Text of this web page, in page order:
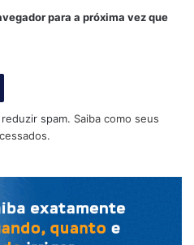
degradação moderada ou
como uma boa alternativa
aos poucos ser revertida e
para a próxima vez que
spam. Saiba como seus
.